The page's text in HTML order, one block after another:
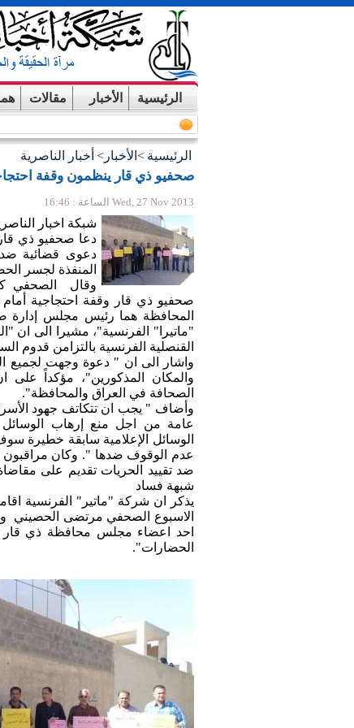
الرئيسية الأخبار مقالات
الرئيسية > الأخبار > أخبار الناصرية
صحفيو ذي قار ينظمون وقفة
Wed, 27 Nov 2013 الساعة : 16:46
شبكة اخبار
دعا صحفيو ذي
دعوى قضائية ضد
المنفذة لجسر
وقال الصحفي
صحفيو ذي قار وقفة احتجاجية
المحافظة هما رئيس مجلس إدارة
"ماتيرا" الفرنسية"، مشيرا الى ان
القنصلية الفرنسية بالتزامن قدوم
واشار الى ان " دعوة وجهت لجميع
والمكان المذكورين"، مؤكداً
الصحافة في العراق والمحافظة".
وأضاف " يجب ان تتكاتف جهود
عامة من اجل منع إرهاب الوسائل
الوسائل الإعلامية سابقة خطيرة
عدم الوقوف ضدها ". وكان مراقبون قد
ضد تقييد الحريات تقديم على
شبهة فساد
يذكر ان شركة "ماتير" الفرنسية
الاسبوع الصحفي مرتضى الحصيني
احد اعضاء مجلس محافظة ذي
الحضارات".